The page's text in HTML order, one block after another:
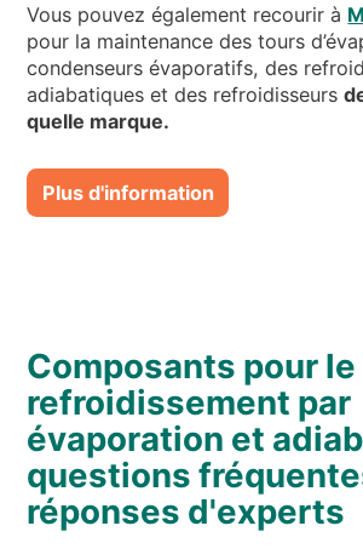
Vous pouvez également recourir à
pour la maintenance des tours
condenseurs évaporatifs, des
adiabatiques et des refroidisseurs
quelle marque.
Plus d'information
Composants pour le
refroidissement par
évaporation et
questions
réponses d'experts